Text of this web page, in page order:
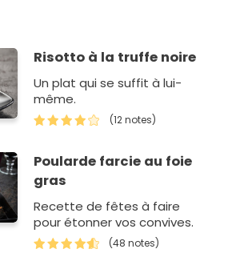
Risotto à la truffe noire
Un plat qui se suffit à lui-
même.
(12 notes)
Poularde farcie au foie
gras
Recette de fêtes à faire
pour étonner vos convives.
(48 notes)